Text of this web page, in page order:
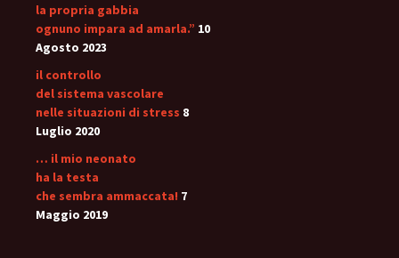
la propria gabbia
ognuno impara ad amarla.” 10
Agosto 2023
il controllo
del sistema vascolare
nelle situazioni di stress 8
Luglio 2020
… il mio neonato
ha la testa
che sembra ammaccata! 7
Maggio 2019